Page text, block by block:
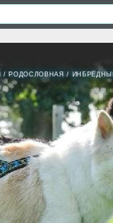
/ РОДОСЛОВНАЯ /